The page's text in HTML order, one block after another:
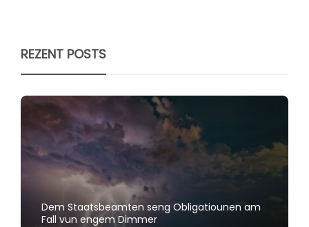
REZENT POSTS
Dem Staatsbeamten seng Obligatiounen am
Fall vun engem Dimmer